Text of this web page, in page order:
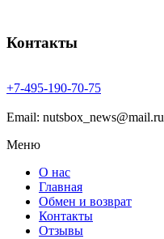
Контакты
+7-495-190-70-75
Email: nutsbox_news@mail.ru
Меню
О нас
Главная
Обмен и возврат
Контакты
Отзывы